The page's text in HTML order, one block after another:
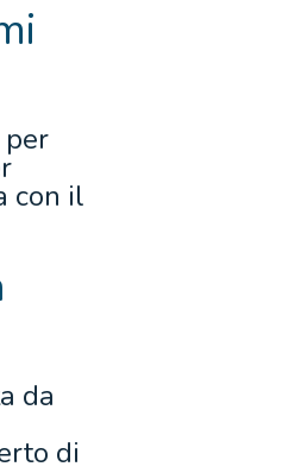
con il
da
di